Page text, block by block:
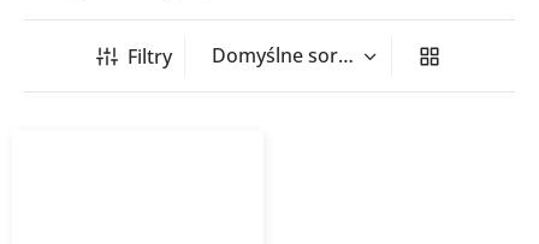
Filtry